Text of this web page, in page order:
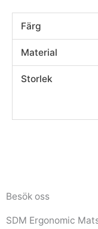
Färg
Material
Storlek
Besök oss
SDM Ergonomic